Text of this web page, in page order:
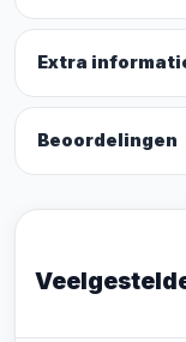
Extra
Beoordelingen